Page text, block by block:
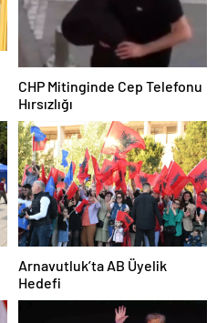
CHP Mitinginde Cep Telefonu
Hırsızlığı
Arnavutluk’ta AB Üyelik
Hedefi